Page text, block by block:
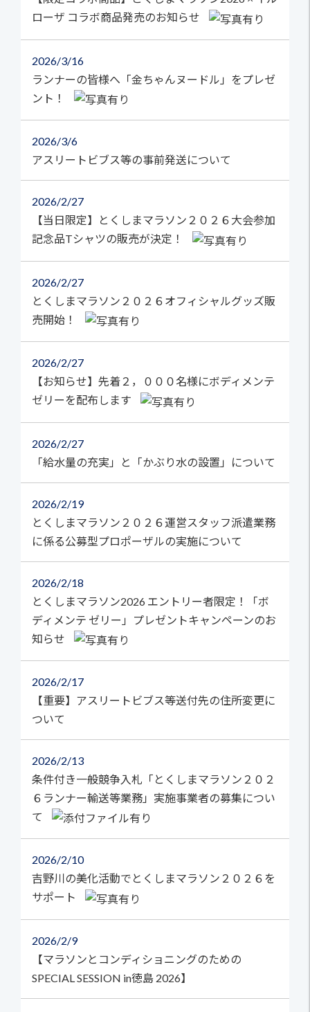
ローザ コラボ商品発売のお知らせ
2026 3/16
ランナーの皆様へ「金ちゃんヌードル」をプレゼ
ント！
2026 3/6
アスリートビブス等の事前発送について
2026 2/27
【当日限定】とくしまマラソン２０２６大会参加
記念品Tシャツの販売が決定！
2026 2/27
とくしまマラソン２０２６オフィシャルグッズ販
売開始！
2026 2/27
【お知らせ】先着２，０００名様にボディメンテ
ゼリーを配布します
2026 2/27
「給水量の充実」と「かぶり水の設置」について
2026 2/19
とくしまマラソン２０２６運営スタッフ派遣業務
に係る公募型プロポーザルの実施について
2026 2/18
とくしまマラソン2026 エントリー者限定！「ボ
ディメンテ ゼリー」プレゼントキャンペーンのお
知らせ
2026 2/17
【重要】アスリートビブス等送付先の住所変更に
ついて
2026 2/13
条件付き一般競争入札「とくしまマラソン２０２
６ランナー輸送等業務」実施事業者の募集につい
て
2026 2/10
吉野川の美化活動でとくしまマラソン２０２６を
サポート
2026 2/9
【マラソンとコンディショニングのための
SPECIAL SESSION in徳島 2026】